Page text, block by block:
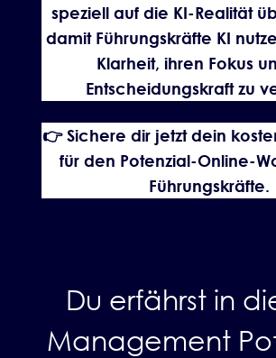
speziell auf die KI-Realität
damit Führungskräfte KI
Klarheit, ihren Fokus
Entscheidungskraft zu
👉 Sichere dir jetzt dein
für den Potenzial-Online-
Führungskräfte.
Du erfährst in
Management